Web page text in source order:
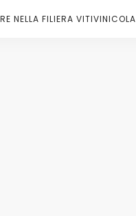
NELLA FILIERA VITIVINICOLA